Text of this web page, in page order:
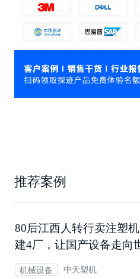
推荐案例
80后江西人转行卖注塑
建4厂，让国产设备走向
机械设备 中天塑机